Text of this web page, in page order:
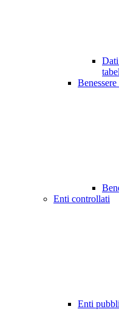
Enti controllati
Enti